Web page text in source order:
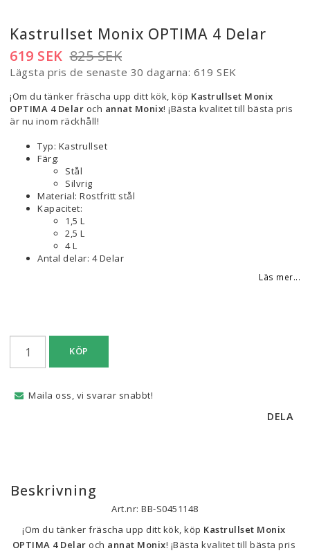
Kastrullset Monix OPTIMA 4 Delar
825 SEK
619 SEK
Lägsta pris de senaste 30 dagarna 619 SEK
¡Om du tänker fräscha upp ditt kök, köp Kastrullset Monix
OPTIMA 4 Delar och annat Monix! ¡Bästa kvalitet till bästa pris
är nu inom räckhåll!
Typ: Kastrullset
Färg:
Stål
Silvrig
Material: Rostfritt stål
Kapacitet:
1,5 L
2,5 L
4 L
Antal delar: 4 Delar
Läs mer...
KÖP
Maila oss, vi svarar snabbt!
DELA
Beskrivning
Art.nr: BB-S0451148
¡Om du tänker fräscha upp ditt kök, köp Kastrullset Monix
OPTIMA 4 Delar och annat Monix! ¡Bästa kvalitet till bästa pris